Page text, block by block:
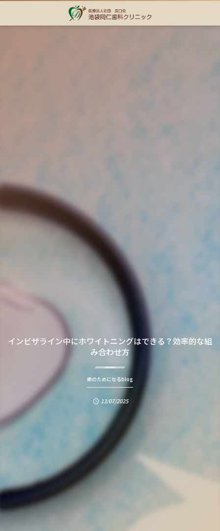
インビザライン中にホワイトニングはできる？効率的な組
み合わせ方
歯のためになるblog
13/07/2025